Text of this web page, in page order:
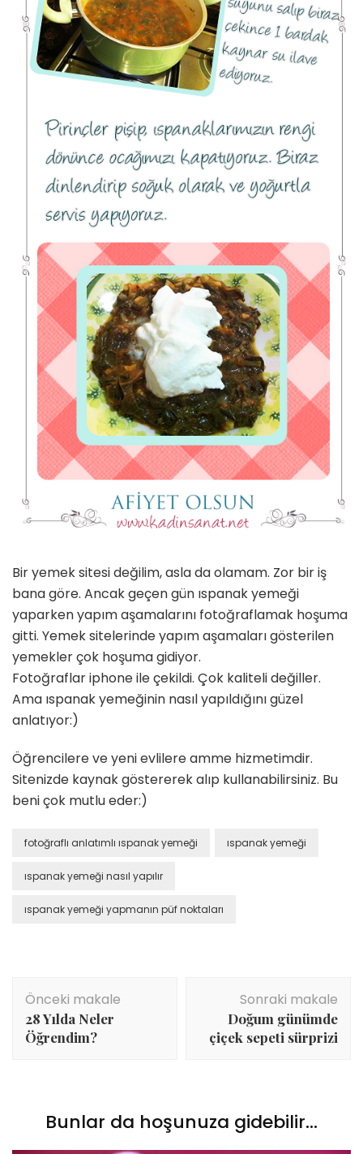
Bir yemek sitesi değilim, asla da olamam. Zor bir iş
bana göre. Ancak geçen gün ıspanak yemeği
yaparken yapım aşamalarını fotoğraflamak hoşuma
gitti. Yemek sitelerinde yapım aşamaları gösterilen
yemekler çok hoşuma gidiyor.
Fotoğraflar iphone ile çekildi. Çok kaliteli değiller.
Ama ıspanak yemeğinin nasıl yapıldığını güzel
anlatıyor:)
Öğrencilere ve yeni evlilere amme hizmetimdir.
Sitenizde kaynak göstererek alıp kullanabilirsiniz. Bu
beni çok mutlu eder:)
fotoğraflı anlatımlı ıspanak yemeği ıspanak yemeği
ıspanak yemeği nasıl yapılır
ıspanak yemeği yapmanın püf noktaları
Yazı
dolaşımı
Önceki makale
28 Yılda Neler
Öğrendim?
Sonraki makale
Doğum günümde
çiçek sepeti sürprizi
Bunlar da hoşunuza gidebilir...